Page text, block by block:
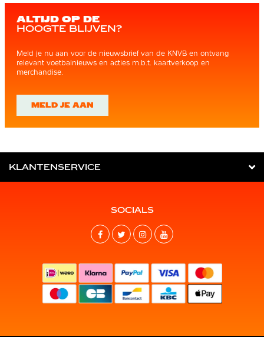
ALTIJD OP DE
HOOGTE BLIJVEN?
Meld je nu aan voor de nieuwsbrief van de KNVB en ontvang
relevant voetbalnieuws en acties m.b.t. kaartverkoop en
merchandise.
MELD JE AAN
KLANTENSERVICE
SOCIALS